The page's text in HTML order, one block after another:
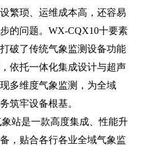
繁琐、运维成本高，还容易
的问题。WX-CQX10十要素
破了传统气象监测设备功能
依托一体化集成设计与超声
多维度气象监测，为全域
筑牢设备根基。
站是一款高度集成、性能升
，贴合各行各业全域气象监